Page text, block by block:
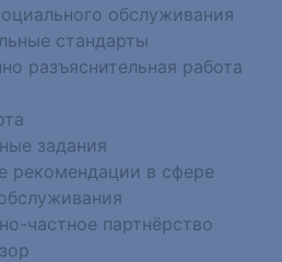
обслуживания
стандарты
разъяснительная работа
задания
рекомендации в сфере
частное партнёрство